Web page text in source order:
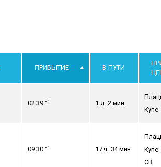
ПРИБЫТИЕ В ПУТИ
02:39 +1 1 д. 2 мин.
Купе
09:30 +1 17 ч. 34 мин.
Купе
СВ